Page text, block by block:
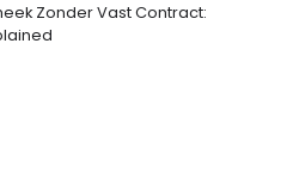
Zonder Vast Contract: